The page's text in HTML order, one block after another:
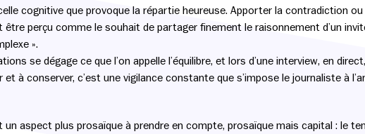
cognitive que provoque la répartie heureuse. Apporter la contradiction
être perçu comme le souhait de partager finement le raisonnement d’un
».
se dégage ce que l’on appelle l’équilibre, et lors d’une interview, en
et à conserver, c’est une vigilance constante que s’impose le journaliste à
un aspect plus prosaïque à prendre en compte, prosaïque mais capital : le